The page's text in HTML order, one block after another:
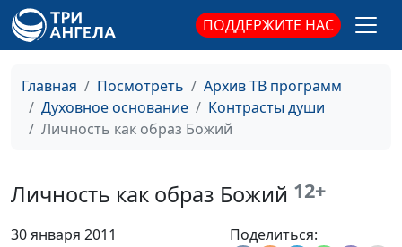
ПОДДЕРЖИТЕ НАС
Главная Посмотреть
Архив ТВ программ
Духовное основание
Контрасты души
Личность как образ Божий
Личность как образ Божий 12+
30 января 2011 Поделиться:
Испытания в жизни
верующих
Александр Шатан,
Виталий Семенович
священнослужитель
#356
"Не заботьтесь ни о
Александр Шатан,
священнослужитель
Любить врагов
Александр Шатан,